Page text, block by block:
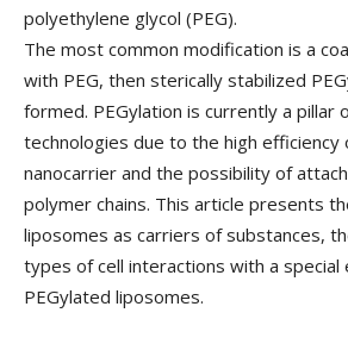
polyethylene glycol (PEG).
The most common modification is a
with PEG, then sterically stabilized
formed. PEGylation is currently a pillar
technologies due to the high
nanocarrier and the possibility of
polymer chains. This article presents
liposomes as carriers of substances,
types of cell interactions with a special
PEGylated liposomes.